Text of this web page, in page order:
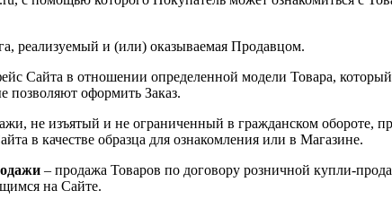
реализуемый и (или) оказываемая Продавцом.
Сайта в отношении определенной модели Товара,
позволяют оформить Заказ.
не изъятый и не ограниченный в гражданском обороте,
в качестве образца для ознакомления или в Магазине.
– продажа Товаров по договору розничной купли-
на Сайте.